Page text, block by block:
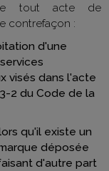
tout acte de
contrefaçon :
d'une
visés dans l'acte
2 du Code de la
qu'il existe un
déposée
d'autre part